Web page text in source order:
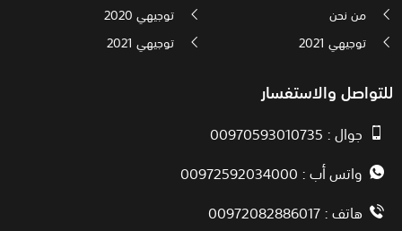
من نحن
توجيهي 2020
توجيهي 2021
توجيهي 2021
للتواصل والاستفسار
جوال : 00970593010735
واتس أب : 00972592034000
هاتف : 00972082886017